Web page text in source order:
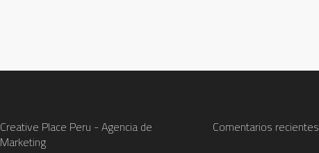
Creative Place Peru - Agencia de
Marketing
Comentarios recientes